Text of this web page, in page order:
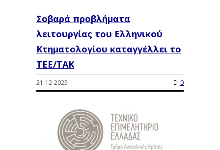
Σοβαρά προβλήματα
λειτουργίας του Ελληνικού
Κτηματολογίου καταγγέλλει το
ΤΕΕ/ΤΑΚ
21-12-2025 0